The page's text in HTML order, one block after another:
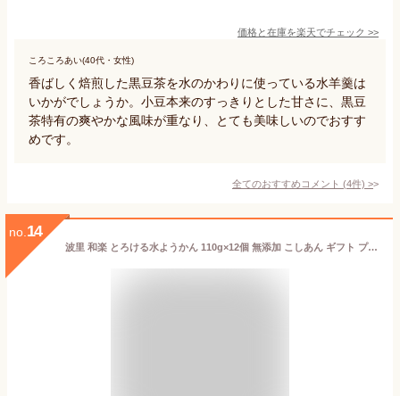
価格と在庫を楽天でチェック >>
ころころあい(40代・女性)
香ばしく焙煎した黒豆茶を水のかわりに使っている水羊羹は
いかがでしょうか。小豆本来のすっきりとした甘さに、黒豆
茶特有の爽やかな風味が重なり、とても美味しいのでおすす
めです。
全てのおすすめコメント (4件) >
no. 14
波里 和楽 とろける水ようかん 110g×12個 無添加 こしあん ギフト プレゼント